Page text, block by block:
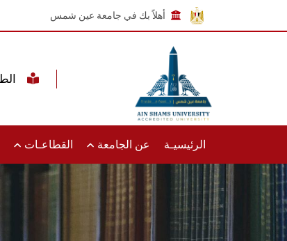
أهلاً بك في جامعة عين شمس
الرئيسيـة عن الجامعة القطاعـات